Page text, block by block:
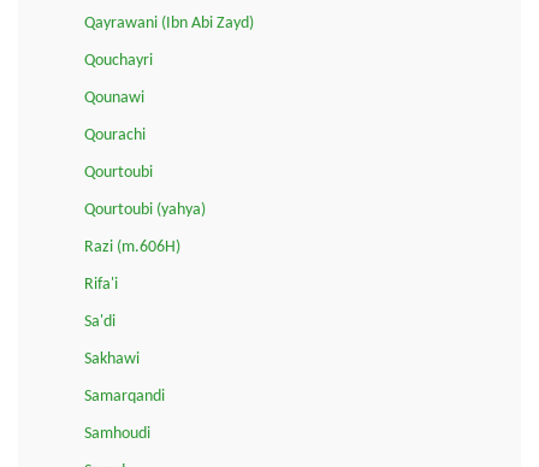
Qayrawani (Ibn Abi Zayd)
Qouchayri
Qounawi
Qourachi
Qourtoubi
Qourtoubi (yahya)
Razi (m.606H)
Rifa'i
Sa'di
Sakhawi
Samarqandi
Samhoudi